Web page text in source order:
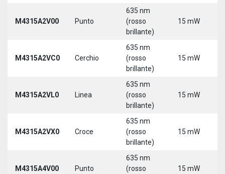
M4315A2V00 Punto
635 nm
(rosso
brillante)
15 mW
M4315A2VC0 Cerchio
635 nm
(rosso
brillante)
15 mW
M4315A2VL0 Linea
635 nm
(rosso
brillante)
15 mW
M4315A2VX0 Croce
635 nm
(rosso
brillante)
15 mW
M4315A4V00 Punto
635 nm
(rosso
15 mW